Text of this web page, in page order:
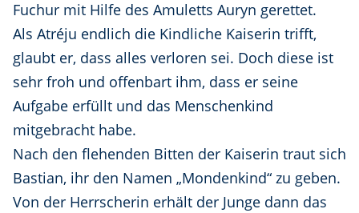
Fuchur mit Hilfe des Amuletts Auryn gerettet.
Als Atréju endlich die Kindliche Kaiserin trifft,
glaubt er, dass alles verloren sei. Doch diese ist
sehr froh und offenbart ihm, dass er seine
Aufgabe erfüllt und das Menschenkind
mitgebracht habe.
Nach den flehenden Bitten der Kaiserin traut sich
Bastian, ihr den Namen „Mondenkind“ zu geben.
Von der Herrscherin erhält der Junge dann das